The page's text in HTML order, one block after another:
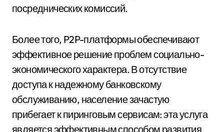
посреднических комиссий.
Более того, P2P-платформы обеспечивают
эффективное решение проблем социально-
экономического характера. В отсутствие
доступа к надежному банковскому
обслуживанию, население зачастую
прибегает к пиринговым сервисам: эта услуга
является эффективным способом развития